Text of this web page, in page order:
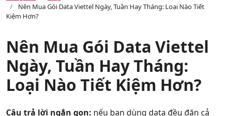
Sản phẩm
Dịch vụ
Tin tức
Nên Mua Gói Data Viettel Ngày, Tuần Hay Tháng: Loại Nào Tiết
Kiệm Hơn?
Nên Mua Gói Data Viettel
Ngày, Tuần Hay Tháng:
Loại Nào Tiết Kiệm Hơn?
Câu trả lời ngắn gọn: nếu bạn dùng data đều đặn cả